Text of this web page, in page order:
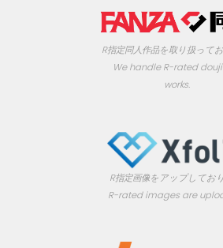
R指定同人作品を取り扱って
We handle R-rated
works.
R指定画像をアップしてお
R-rated images are